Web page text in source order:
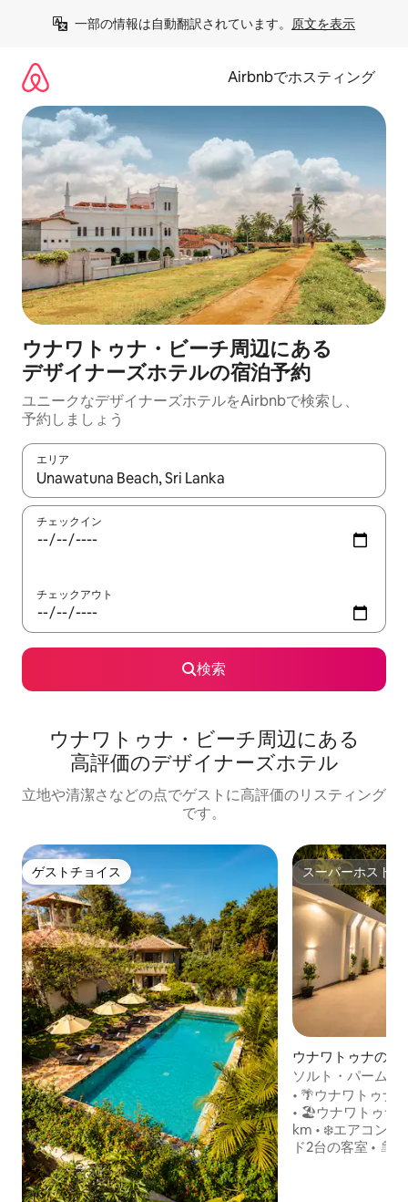
一部の情報は自動翻訳されています。 原文を表示
Airbnbでホスティング
ウナワトゥナ・ビーチ周辺にあ⁠る
デ⁠ザ⁠イ⁠ナ⁠ー⁠ズホ⁠テ⁠ルの宿⁠泊⁠予⁠約
ユニークなデ⁠ザ⁠イ⁠ナ⁠ー⁠ズホ⁠テ⁠ル⁠をAirbnb⁠で検⁠索⁠し⁠、
予⁠約し⁠ま⁠し⁠ょ⁠う
エリア
検索結果が表示されたら、上下の矢印キーを使って移動するか
チェックイン
チェックアウト
検索
ウナワトゥナ・ビーチ周辺にあ⁠る
高⁠評⁠価のデ⁠ザ⁠イ⁠ナ⁠ー⁠ズホ⁠テ⁠ル
立地や清潔さなどの点でゲストに高評価のリスティング
です。
ゲストチョイス
ゲストチョイス スーパーホスト
スーパーホスト
ウナワトゥナのホ
ソルト・パームの
ール、1ベッドル
• 🌴ウナワトゥナ
• 🏖️ウナワトゥナ
km • ❄️エアコン完
ド2台の客室 • 🚿